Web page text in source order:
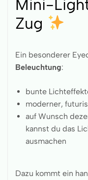
Mini-
Zug
Ein besonderer
Beleuchtung:
bunte
moderner,
auf Wunsch
kannst du das
ausmachen
Dazu kommt ein